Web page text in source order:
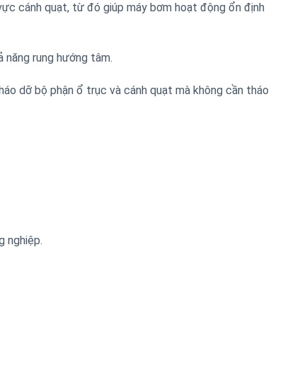
cánh quạt, từ đó giúp máy bơm hoạt động ổn định
rung hướng tâm.
dỡ bộ phận ổ trục và cánh quạt mà không cần tháo
nghiệp.